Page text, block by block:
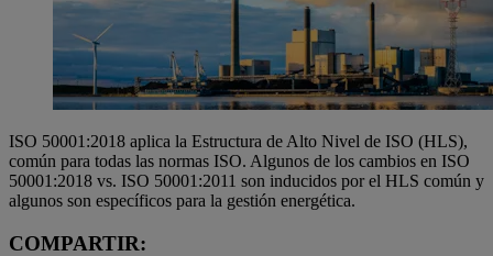
ISO 50001:2018 aplica la Estructura de Alto Nivel de ISO (HLS),
común para todas las normas ISO. Algunos de los cambios en ISO
50001:2018 vs. ISO 50001:2011 son inducidos por el HLS común y
algunos son específicos para la gestión energética.
COMPARTIR: